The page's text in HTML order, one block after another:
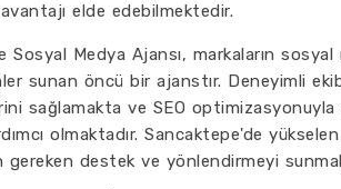
elde edebilmektedir.
Medya Ajansı, markaların
sunan öncü bir ajanstır. Deneyimli
sağlamakta ve SEO
olmaktadır. Sancaktepe'de
gereken destek ve yönlendirmeyi